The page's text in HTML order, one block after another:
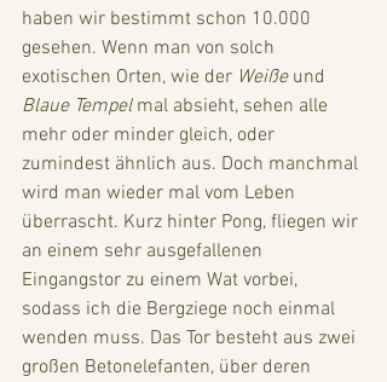
haben wir bestimmt schon 10.000
gesehen. Wenn man von solch
exotischen Orten, wie der Weiße und
Blaue Tempel mal absieht, sehen alle
mehr oder minder gleich, oder
zumindest ähnlich aus. Doch manchmal
wird man wieder mal vom Leben
überrascht. Kurz hinter Pong, fliegen wir
an einem sehr ausgefallenen
Eingangstor zu einem Wat vorbei,
sodass ich die Bergziege noch einmal
wenden muss. Das Tor besteht aus zwei
großen Betonelefanten, über deren